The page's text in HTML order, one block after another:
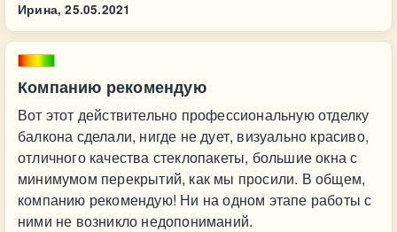
Ирина, 25.05.2021
Компанию рекомендую
Вот этот действительно профессиональную отделку
балкона сделали, нигде не дует, визуально красиво,
отличного качества стеклопакеты, большие окна с
минимумом перекрытий, как мы просили. В общем,
компанию рекомендую! Ни на одном этапе работы с
ними не возникло недопониманий.